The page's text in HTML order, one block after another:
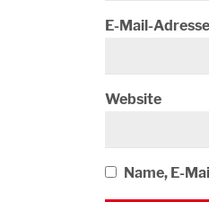
E-Mail-Adresse
Website
Name, E-